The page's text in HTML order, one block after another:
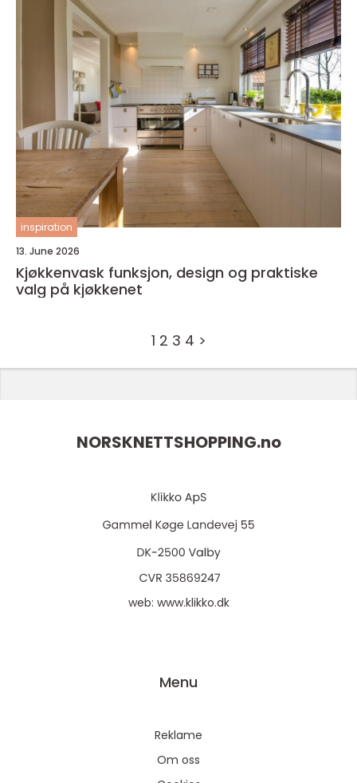
inspiration
13. June 2026
Kjøkkenvask funksjon, design og praktiske
valg på kjøkkenet
1 2 3 4 >
NORSKNETTSHOPPING.no
web: www.klikko.dk
Menu
Reklame
Om oss